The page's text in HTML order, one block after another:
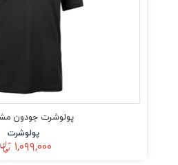
پولوشرت جودون
پولوشرت
۱,۰۹۹,۰۰۰